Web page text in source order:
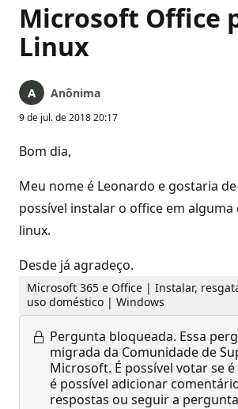
Microsoft Office
Linux
Anônima
9 de jul. de 2018 20:17
Bom dia,
Meu nome é Leonardo e gostaria
possível instalar o office em
linux.
Desde já agradeço.
Microsoft 365 e Office | Instalar,
uso doméstico | Windows
Pergunta bloqueada. Essa
migrada da Comunidade de
Microsoft. É possível votar se
é possível adicionar
respostas ou seguir a